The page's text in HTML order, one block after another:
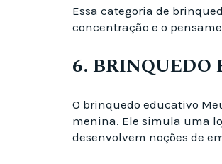
Essa categoria de
concentração e o
6. BRINQUEDO
O brinquedo educativo
menina. Ele simula uma
desenvolvem noções de